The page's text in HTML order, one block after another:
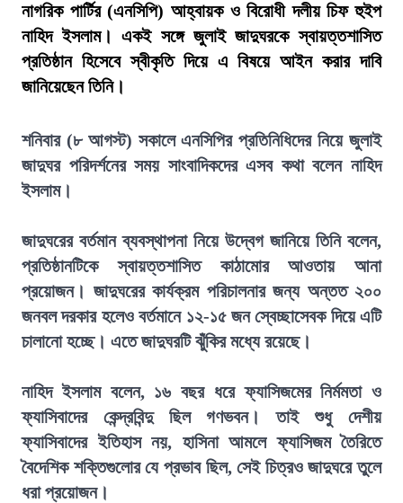
নাগরিক পার্টির (এনসিপি) আহ্বায়ক ও বিরোধী দলীয় চিফ হুইপ
নাহিদ ইসলাম। একই সঙ্গে জুলাই জাদুঘরকে স্বায়ত্তশাসিত
প্রতিষ্ঠান হিসেবে স্বীকৃতি দিয়ে এ বিষয়ে আইন করার দাবি
জানিয়েছেন তিনি।
শনিবার (৮ আগস্ট) সকালে এনসিপির প্রতিনিধিদের নিয়ে জুলাই
জাদুঘর পরিদর্শনের সময় সাংবাদিকদের এসব কথা বলেন নাহিদ
ইসলাম।
জাদুঘরের বর্তমান ব্যবস্থাপনা নিয়ে উদ্বেগ জানিয়ে তিনি বলেন,
প্রতিষ্ঠানটিকে স্বায়ত্তশাসিত কাঠামোর আওতায় আনা
প্রয়োজন। জাদুঘরের কার্যক্রম পরিচালনার জন্য অন্তত ২০০
জনবল দরকার হলেও বর্তমানে ১২-১৫ জন স্বেচ্ছাসেবক দিয়ে এটি
চালানো হচ্ছে। এতে জাদুঘরটি ঝুঁকির মধ্যে রয়েছে।
নাহিদ ইসলাম বলেন, ১৬ বছর ধরে ফ্যাসিজমের নির্মমতা ও
ফ্যাসিবাদের কেন্দ্রবিন্দু ছিল গণভবন। তাই শুধু দেশীয়
ফ্যাসিবাদের ইতিহাস নয়, হাসিনা আমলে ফ্যাসিজম তৈরিতে
বৈদেশিক শক্তিগুলোর যে প্রভাব ছিল, সেই চিত্রও জাদুঘরে তুলে
ধরা প্রয়োজন।